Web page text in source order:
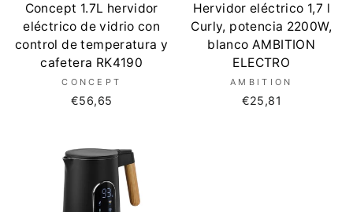
Concept 1.7L hervidor
eléctrico de vidrio con
control de temperatura y
cafetera RK4190
CONCEPT
€56,65
Hervidor eléctrico 1,7 l
Curly, potencia 2200W,
blanco AMBITION
ELECTRO
AMBITION
€25,81